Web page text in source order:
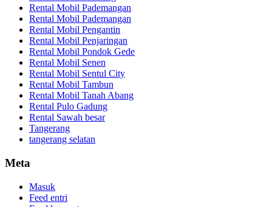
Rental Mobil Pademangan
Rental Mobil Pademangan
Rental Mobil Pengantin
Rental Mobil Penjaringan
Rental Mobil Pondok Gede
Rental Mobil Senen
Rental Mobil Sentul City
Rental Mobil Tambun
Rental Mobil Tanah Abang
Rental Pulo Gadung
Rental Sawah besar
Tangerang
tangerang selatan
Meta
Masuk
Feed entri